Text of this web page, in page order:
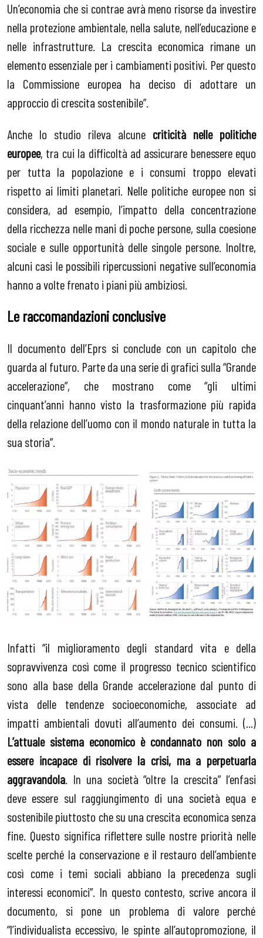
Un’economia che si contrae avrà meno risorse da investire
nella protezione ambientale, nella salute, nell’educazione e
nelle infrastrutture. La crescita economica rimane un
elemento essenziale per i cambiamenti positivi. Per questo
la Commissione europea ha deciso di adottare un
approccio di crescita sostenibile”.
Anche lo studio rileva alcune criticità nelle politiche
europee, tra cui la difficoltà ad assicurare benessere equo
per tutta la popolazione e i consumi troppo elevati
rispetto ai limiti planetari. Nelle politiche europee non si
considera, ad esempio, l’impatto della concentrazione
della ricchezza nelle mani di poche persone, sulla coesione
sociale e sulle opportunità delle singole persone. Inoltre,
alcuni casi le possibili ripercussioni negative sull’economia
hanno a volte frenato i piani più ambiziosi.
Le raccomandazioni conclusive
Il documento dell’Eprs si conclude con un capitolo che
guarda al futuro. Parte da una serie di grafici sulla “Grande
accelerazione”, che mostrano come “gli ultimi
cinquant’anni hanno visto la trasformazione più rapida
della relazione dell’uomo con il mondo naturale in tutta la
sua storia”.
Infatti “il miglioramento degli standard vita e della
sopravvivenza così come il progresso tecnico scientifico
sono alla base della Grande accelerazione dal punto di
vista delle tendenze socioeconomiche, associate ad
impatti ambientali dovuti all’aumento dei consumi. (...)
L’attuale sistema economico è condannato non solo a
essere incapace di risolvere la crisi, ma a perpetuarla
aggravandola. In una società “oltre la crescita” l’enfasi
deve essere sul raggiungimento di una società equa e
sostenibile piuttosto che su una crescita economica senza
fine. Questo significa riflettere sulle nostre priorità nelle
scelte perché la conservazione e il restauro dell’ambiente
così come i temi sociali abbiano la precedenza sugli
interessi economici”. In questo contesto, scrive ancora il
documento, si pone un problema di valore perché
“l’individualista eccessivo, le spinte all’autopromozione, il